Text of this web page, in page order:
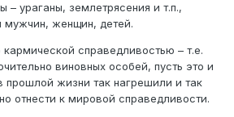
– ураганы, землетрясения и т.п.,
мужчин, женщин, детей.
справедливостью – т.е.
виновных особей, пусть это и
прошлой жизни так нагрешили и так
отнести к мировой справедливости.